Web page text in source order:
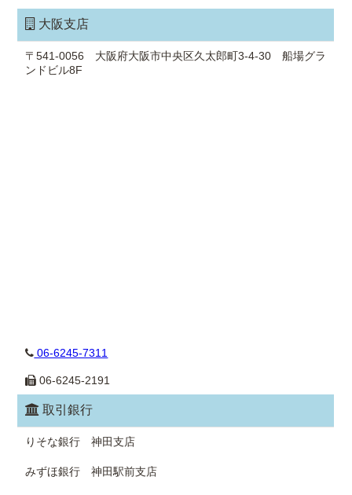
大阪支店
〒541-0056 大阪府大阪市中央区久太郎町3-4-30 船場グラ
ンドビル8F
06-6245-7311
06-6245-2191
取引銀行
りそな銀行 神田支店
みずほ銀行 神田駅前支店